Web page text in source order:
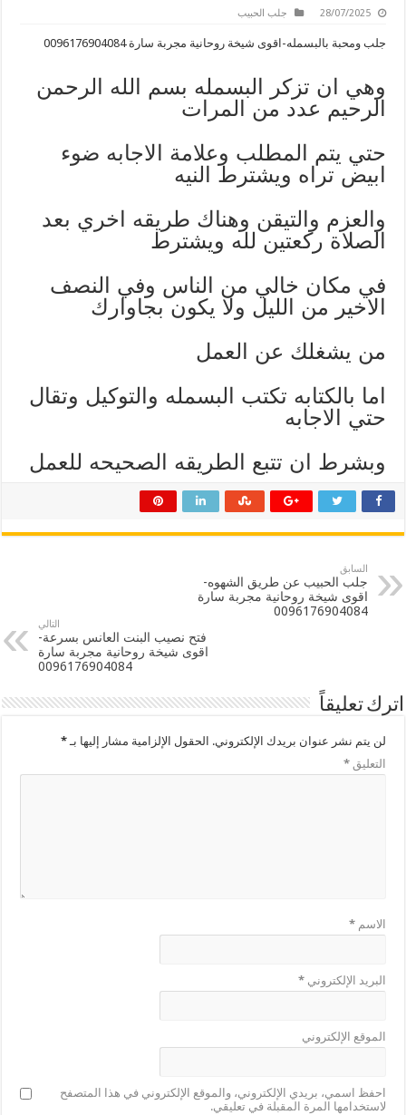
28/07/2025 جلب الحبيب
جلب ومحبة بالبسمله-اقوى شيخة روحانية مجربة سارة 0096176904084
وهي ان تزكر البسمله بسم الله الرحمن
الرحيم عدد من المرات
حتي يتم المطلب وعلامة الاجابه ضوء
ابيض تراه ويشترط النيه
والعزم والتيقن وهناك طريقه اخري بعد
الصلاة ركعتين لله ويشترط
في مكان خالي من الناس وفي النصف
الاخير من الليل ولا يكون بجاوارك
من يشغلك عن العمل
اما بالكتابه تكتب البسمله والتوكيل وتقال
حتي الاجابه
وبشرط ان تتبع الطريقه الصحيحه للعمل
السابق
جلب الحبيب عن طريق الشهوه-
اقوى شيخة روحانية مجربة سارة
0096176904084
التالي
فتح نصيب البنت العانس بسرعة-
اقوى شيخة روحانية مجربة سارة
0096176904084
اترك تعليقاً
لن يتم نشر عنوان بريدك الإلكتروني. الحقول الإلزامية مشار إليها بـ*
التعليق*
الاسم*
البريد الإلكتروني*
الموقع الإلكتروني
احفظ اسمي، بريدي الإلكتروني، والموقع الإلكتروني في هذا المتصفح
لاستخدامها المرة المقبلة في تعليقي.